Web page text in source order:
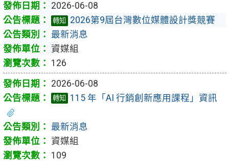
2026-06-08
轉知
2026第9屆台灣數位媒體設計獎競賽
最新消息
資媒組
126
2026-06-08
轉知 115 年「AI 行銷創新應用課程」資訊
最新消息
資媒組
109